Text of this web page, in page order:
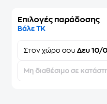
Επιλογές παράδοσης
Βάλε ΤΚ
Στον χώρο σου Δευ 10/
Μη διαθέσιμο σε